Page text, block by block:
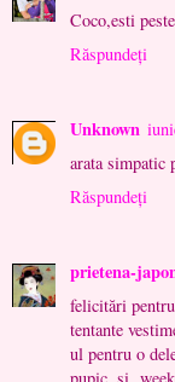
Coco,esti
Răspundeți
Unknown
arata simpatic
Răspundeți
prietena-
felicitări
tentante
ul pentru o